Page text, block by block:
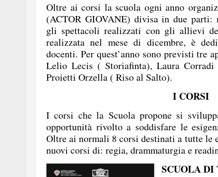
Oltre ai corsi la scuola ogni anno
(ACTOR GIOVANE) divisa in due parti:
gli spettacoli realizzati con gli allievi
realizzata nel mese di dicembre, è
docenti. Per quest’anno sono previsti tre
Lelio Lecis ( Storiafinta), Laura Corradi
Proietti Orzella ( Riso al Salto).
I CORSI
I corsi che la Scuola propone si
opportunità rivolto a soddisfare le
Oltre ai normali 8 corsi destinati a tutte le
nuovi corsi di: regia, drammaturgia e
SCUOLA DI